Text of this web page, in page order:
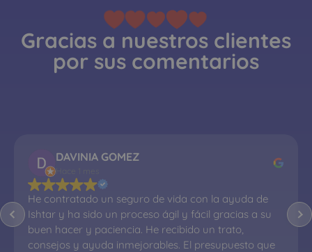
Gracias a nuestros clientes
por sus comentarios
DAVINIA GOMEZ
He contratado un seguro de vida con la ayuda de
Ishtar y ha sido un proceso ágil y fácil gracias a su
buen hacer y paciencia. He recibido un trato,
consejos y ayuda inmejorables. El presupuesto que